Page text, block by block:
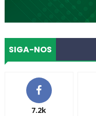
SIGA-NOS
7.2k